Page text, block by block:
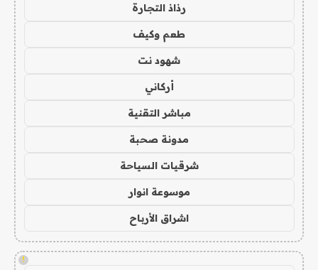
رذاذ التجارة
طعم وكيف
شهود نت
أركاني
مباشر التقنية
مدونة صحبة
شرقيات السياحة
موسوعة انوار
اشراق الأرباح
!